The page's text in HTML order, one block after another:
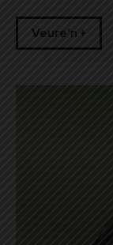
Veure'n +